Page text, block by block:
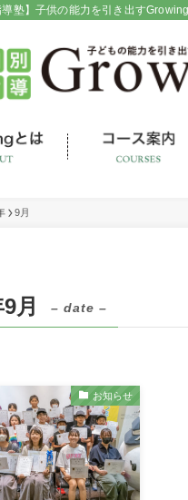
塾】子供の能力を引き出すGrowing
9月
月 – date –
お知らせ